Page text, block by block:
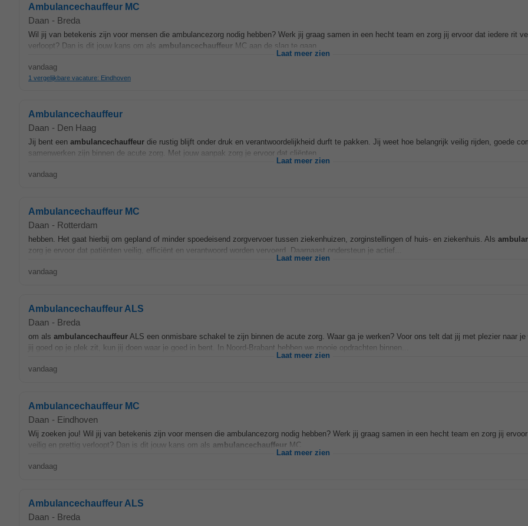
Ambulancechauffeur MC
Daan - Breda
Wil jij van betekenis zijn voor mensen die ambulancezorg nodig hebben? Werk jij graag samen in een hecht team en zorg jij ervoor dat iedere rit
verloopt? Dan is dit jouw kans om als ambulancechauffeur MC aan de slag te gaan...
Laat meer zien
vandaag
1 vergelijkbare vacature: Eindhoven
Ambulancechauffeur
Daan - Den Haag
Jij bent een ambulancechauffeur die rustig blijft onder druk en verantwoordelijkheid durft te pakken. Jij weet hoe belangrijk veilig rijden, goede
samenwerken zijn binnen de acute zorg. Met jouw aanpak zorg je ervoor dat cliënten...
Laat meer zien
vandaag
Ambulancechauffeur MC
Daan - Rotterdam
hebben. Het gaat hierbij om gepland of minder spoedeisend zorgvervoer tussen ziekenhuizen, zorginstellingen of huis- en ziekenhuis. Als
zorg je ervoor dat patiënten veilig, efficiënt en verantwoord worden vervoerd. Daarnaast ondersteun je actief...
Laat meer zien
vandaag
Ambulancechauffeur ALS
Daan - Breda
om als ambulancechauffeur ALS een onmisbare schakel te zijn binnen de acute zorg. Waar ga je werken? Voor ons telt dat jij met plezier naar je
jij goed op je plek zit, kun jij doen waar je goed in bent. In Noord-Brabant hebben we mooie opdrachten binnen...
Laat meer zien
vandaag
Ambulancechauffeur MC
Daan - Eindhoven
Wij zoeken jou! Wil jij van betekenis zijn voor mensen die ambulancezorg nodig hebben? Werk jij graag samen in een hecht team en zorg jij
veilig en prettig verloopt? Dan is dit jouw kans om als ambulancechauffeur MC...
Laat meer zien
vandaag
Ambulancechauffeur ALS
Daan - Breda